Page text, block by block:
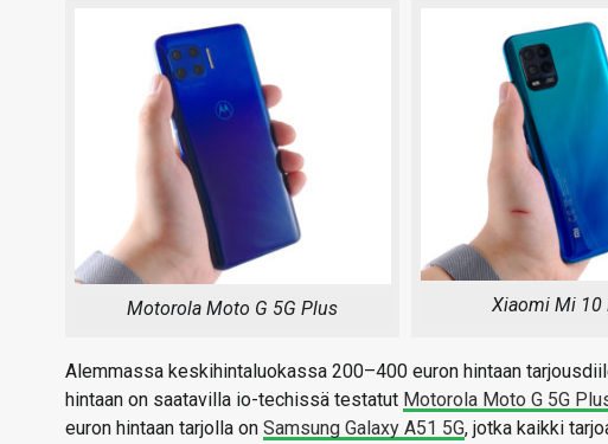
Motorola Moto G 5G Plus Xiaomi Mi 10
Alemmassa keskihintaluokassa 200–400 euron hintaan
hintaan on saatavilla io-techissä testatut Motorola Moto G 5G
euron hintaan tarjolla on Samsung Galaxy A51 5G, jotka kaikki